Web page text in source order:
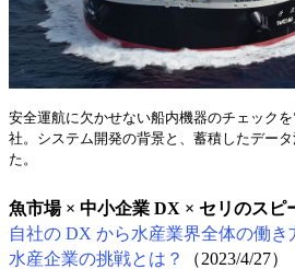
安全運航に欠かせない船内機器のチェック
社。システム開発の背景と、蓄積したデー
た。
魚市場 × 中小企業 DX × セリのスピ
自社の DX から水産業界全体の働
水産企業の挑戦とは？
（2023/4/27）